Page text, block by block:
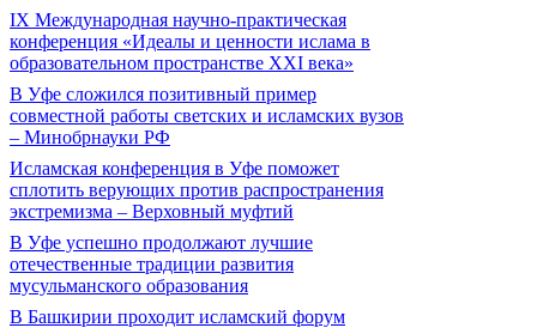
IX Международная научно-практическая
конференция «Идеалы и ценности ислама в
образовательном пространстве XXI века»
В Уфе сложился позитивный пример
совместной работы светских и исламских вузов
– Минобрнауки РФ
Исламская конференция в Уфе поможет
сплотить верующих против распространения
экстремизма – Верховный муфтий
В Уфе успешно продолжают лучшие
отечественные традиции развития
мусульманского образования
В Башкирии проходит исламский форум